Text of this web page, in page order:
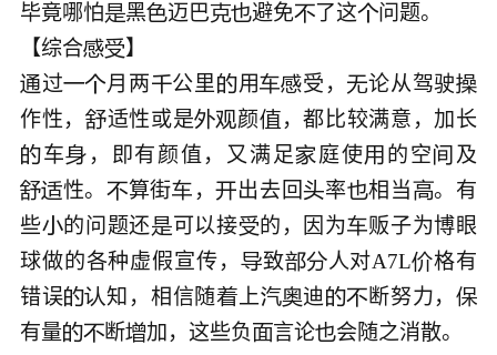
毕竟哪怕黑迈巴避免了这问题。
【综合
过月两公里 用受， 论从驾驶
作性， 适性或是颜，都比较满意，加长
车 ，即有颜值，又满足庭使 的空 及
性。 算街 ，出去回率相当 。有
些的问题还可以接的，因为贩子为博眼
球做的各种虚假宣传， 致人对A7L格有
错误知，相信随 上迪 断努力，
有量断加，这些负 言论会随之消散。